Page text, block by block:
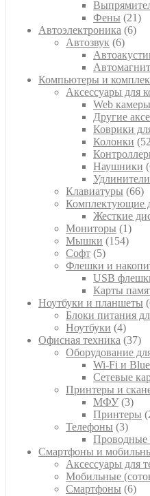
Фены 2121
Автоэлектроника 66
Автозвук 66
Компьютеры и
Аксессуары для
Web камеры
Другие
Коврики
Колонки 52
Наушники
Клавиатуры 6666
Комплектующие
Жесткие
Мониторы 11
товар
Мышки 154154
Софт 55
товаров
Флешки и
USB
Карты
Ноутбуки и планшеты
Блоки питания
Ноутбуки 44
товара
Офисная техника 3737
Оборудование
Wi-Fi и
Сетевые
Принтеры и
МФУ 33
Принтеры
Телефоны 33
Проводные
Смартфоны и
Аксессуары для
Мобильные
Смартфоны 66